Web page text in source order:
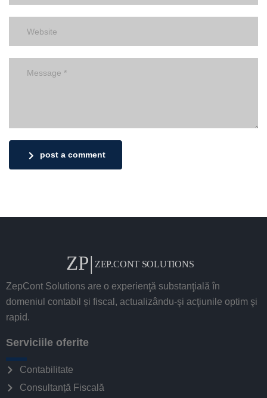
post a comment
ZepCont Solutions are o experienţă substanţială în
domeniul contabil și fiscal, actualizându-şi acţiunile optim şi
rapid.
Serviciile oferite
Contabilitate
Consultanță Fiscală